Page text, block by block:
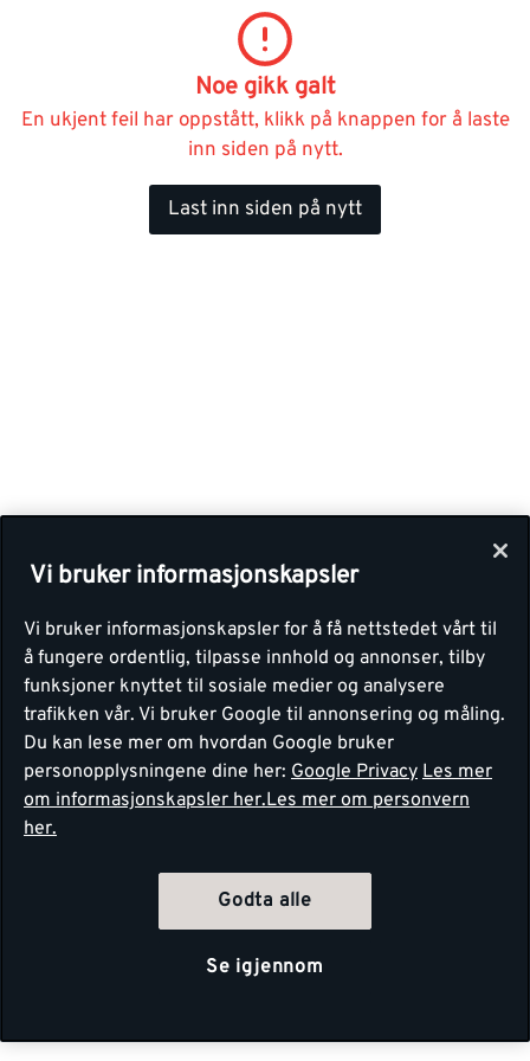
Noe gikk galt
En ukjent feil har oppstått, klikk på knappen for å laste
inn siden på nytt.
Last inn siden på nytt
Vi bruker informasjonskapsler
Vi bruker informasjonskapsler for å få nettstedet vårt til
å fungere ordentlig, tilpasse innhold og annonser, tilby
funksjoner knyttet til sosiale medier og analysere
trafikken vår. Vi bruker Google til annonsering og måling.
Du kan lese mer om hvordan Google bruker
personopplysningene dine her: Google Privacy Les mer
om informasjonskapsler her.Les mer om personvern
her.
Godta alle
Se igjennom